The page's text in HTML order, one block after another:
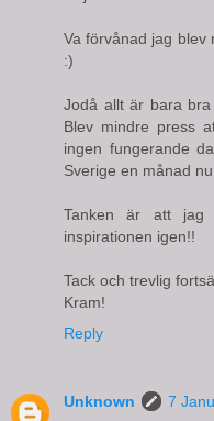
Va förvånad jag blev
:)
Jodå allt är bara
Blev mindre press
ingen fungerande
Sverige en månad
Tanken är att jag
inspirationen igen!!
Tack och trevlig
Kram!
Reply
Unknown
7